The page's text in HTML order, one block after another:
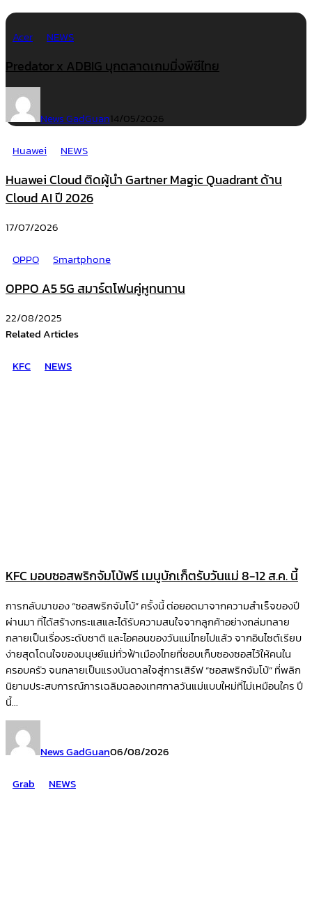
Acer NEWS
Predator x ADBIG บุกตลาดเกมมิ่งพีซีไทย
News GadGuan14/05/2026
Huawei
NEWS
Huawei Cloud ติดผู้นำ Gartner Magic Quadrant ด้าน
Cloud AI ปี 2026
17/07/2026
OPPO
Smartphone
OPPO A5 5G สมาร์ตโฟนคู่หูทนทาน
22/08/2025
Related Articles
KFC
NEWS
KFC มอบซอสพริกจัมโบ้ฟรี เมนูบักเก็ตรับวันแม่ 8-12 ส.ค. นี้
การกลับมาของ “ซอสพริกจัมโบ้” ครั้งนี้ ต่อยอดมาจากความสำเร็จของปี
ผ่านมา ที่ได้สร้างกระแสและได้รับความสนใจจากลูกค้าอย่างถล่มทลาย
กลายเป็นเรื่องระดับชาติ และไอคอนของวันแม่ไทยไปแล้ว จากอินไซต์เรียบ
ง่ายสุดโดนใจของมนุษย์แม่ทั่วฟ้าเมืองไทยที่ชอบเก็บซองซอสไว้ให้คนใน
ครอบครัว จนกลายเป็นแรงบันดาลใจสู่การเสิร์ฟ “ซอสพริกจัมโบ้” ที่พลิก
นิยามประสบการณ์การเฉลิมฉลองเทศกาลวันแม่แบบใหม่ที่ไม่เหมือนใคร ปี
นี้...
News GadGuan06/08/2026
Grab
NEWS